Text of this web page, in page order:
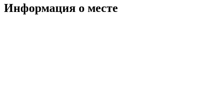
Информация о месте